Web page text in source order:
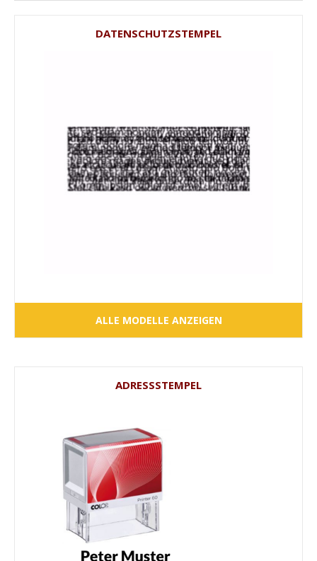
DATENSCHUTZSTEMPEL
ALLE MODELLE ANZEIGEN
ADRESSSTEMPEL